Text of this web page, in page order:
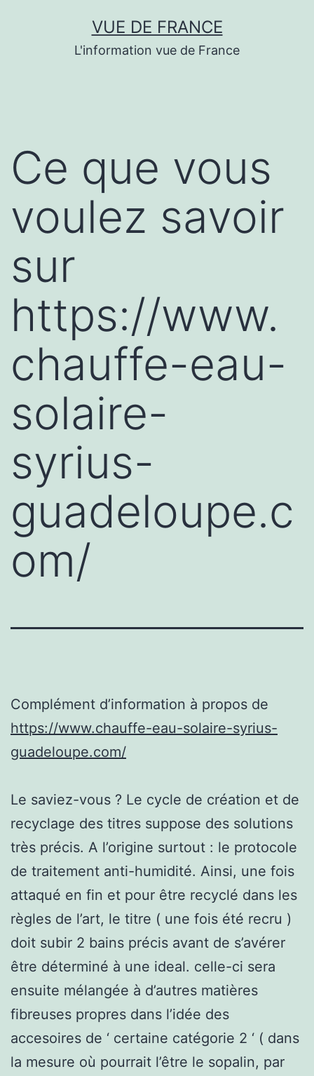
VUE DE FRANCE
L'information vue de France
Ce que vous
voulez savoir
sur
https://www.
chauffe-eau-
solaire-
syrius-
guadeloupe.c
om/
Complément d’information à propos de
https://www.chauffe-eau-solaire-syrius-
guadeloupe.com/
Le saviez-vous ? Le cycle de création et de
recyclage des titres suppose des solutions
très précis. A l’origine surtout : le protocole
de traitement anti-humidité. Ainsi, une fois
attaqué en fin et pour être recyclé dans les
règles de l’art, le titre ( une fois été recru )
doit subir 2 bains précis avant de s’avérer
être déterminé à une ideal. celle-ci sera
ensuite mélangée à d’autres matières
fibreuses propres dans l’idée des
accesoires de ‘ certaine catégorie 2 ‘ ( dans
la mesure où pourrait l’être le sopalin, par